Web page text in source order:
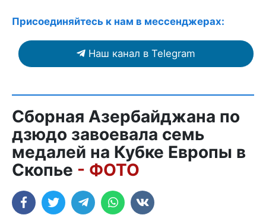
Присоединяйтесь к нам в мессенджерах:
Наш канал в Telegram
Сборная Азербайджана по
дзюдо завоевала семь
медалей на Кубке Европы в
Скопье - ФОТО